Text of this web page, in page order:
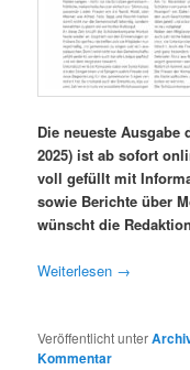
Die neueste Ausgabe
2025) ist ab sofort
voll gefüllt mit
sowie Berichte über
wünscht die
Weiterlesen →
Veröffentlicht unter
Kommentar